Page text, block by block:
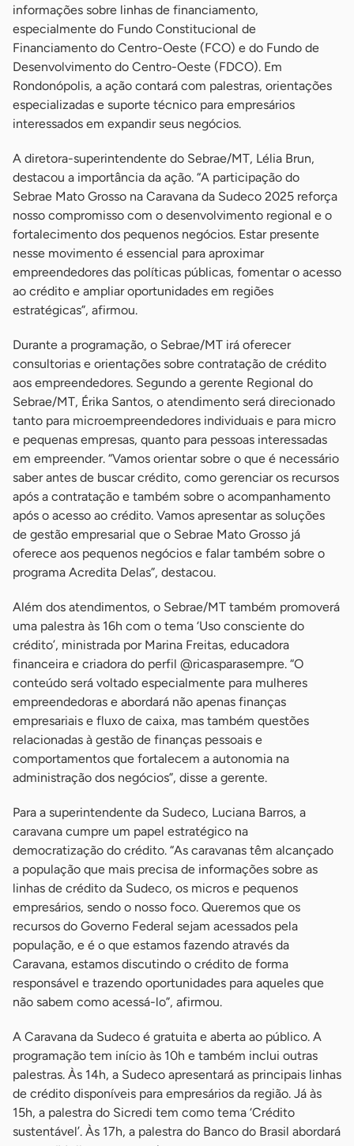
informações sobre linhas de financiamento,
especialmente do Fundo Constitucional de
Financiamento do Centro-Oeste (FCO) e do Fundo de
Desenvolvimento do Centro-Oeste (FDCO). Em
Rondonópolis, a ação contará com palestras, orientações
especializadas e suporte técnico para empresários
interessados em expandir seus negócios.
A diretora-superintendente do Sebrae/MT, Lélia Brun,
destacou a importância da ação. “A participação do
Sebrae Mato Grosso na Caravana da Sudeco 2025 reforça
nosso compromisso com o desenvolvimento regional e o
fortalecimento dos pequenos negócios. Estar presente
nesse movimento é essencial para aproximar
empreendedores das políticas públicas, fomentar o acesso
ao crédito e ampliar oportunidades em regiões
estratégicas”, afirmou.
Durante a programação, o Sebrae/MT irá oferecer
consultorias e orientações sobre contratação de crédito
aos empreendedores. Segundo a gerente Regional do
Sebrae/MT, Érika Santos, o atendimento será direcionado
tanto para microempreendedores individuais e para micro
e pequenas empresas, quanto para pessoas interessadas
em empreender. “Vamos orientar sobre o que é necessário
saber antes de buscar crédito, como gerenciar os recursos
após a contratação e também sobre o acompanhamento
após o acesso ao crédito. Vamos apresentar as soluções
de gestão empresarial que o Sebrae Mato Grosso já
oferece aos pequenos negócios e falar também sobre o
programa Acredita Delas”, destacou.
Além dos atendimentos, o Sebrae/MT também promoverá
uma palestra às 16h com o tema ‘Uso consciente do
crédito’, ministrada por Marina Freitas, educadora
financeira e criadora do perfil @ricasparasempre. “O
conteúdo será voltado especialmente para mulheres
empreendedoras e abordará não apenas finanças
empresariais e fluxo de caixa, mas também questões
relacionadas à gestão de finanças pessoais e
comportamentos que fortalecem a autonomia na
administração dos negócios”, disse a gerente.
Para a superintendente da Sudeco, Luciana Barros, a
caravana cumpre um papel estratégico na
democratização do crédito. “As caravanas têm alcançado
a população que mais precisa de informações sobre as
linhas de crédito da Sudeco, os micros e pequenos
empresários, sendo o nosso foco. Queremos que os
recursos do Governo Federal sejam acessados pela
população, e é o que estamos fazendo através da
Caravana, estamos discutindo o crédito de forma
responsável e trazendo oportunidades para aqueles que
não sabem como acessá-lo”, afirmou.
A Caravana da Sudeco é gratuita e aberta ao público. A
programação tem início às 10h e também inclui outras
palestras. Às 14h, a Sudeco apresentará as principais linhas
de crédito disponíveis para empresários da região. Já às
15h, a palestra do Sicredi tem como tema ‘Crédito
sustentável’. Às 17h, a palestra do Banco do Brasil abordará